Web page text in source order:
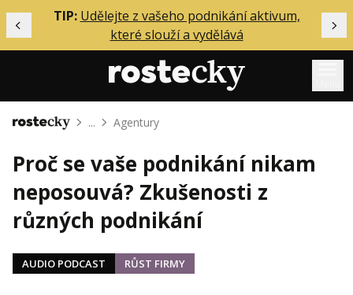
Předchozí
TIP: Udělejte z vašeho podnikání aktivum,
které slouží a vydělává
Mentoring
Podcasty
Solo
Akce
O mně
Domů ... Agentury
Proč se vaše podnikání nikam
neposouvá? Zkušenosti z
různých podnikání
AUDIO PODCAST RŮST FIRMY